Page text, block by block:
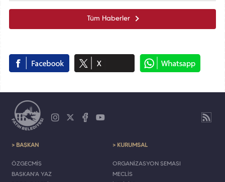
Tüm Haberler
> BAŞKAN
ÖZGEÇMİŞ
BAŞKAN'A YAZ
> KURUMSAL
ORGANİZASYON ŞEMASI
MECLİS